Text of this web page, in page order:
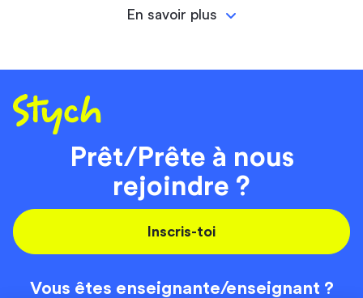
En savoir plus
Prêt/Prête à nous
rejoindre ?
Inscris-toi
Vous êtes enseignante/enseignant ?